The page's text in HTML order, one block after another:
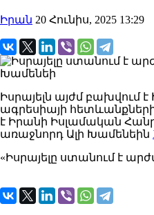
Իրան 20 Հունիս, 2025 13:29
Իսրայելն այժմ բախվում
ագրեսիայի
է Իրանի Իսլամական
առաջնորդ Ալի Խամենեին
«Իսրայելը ստանում է